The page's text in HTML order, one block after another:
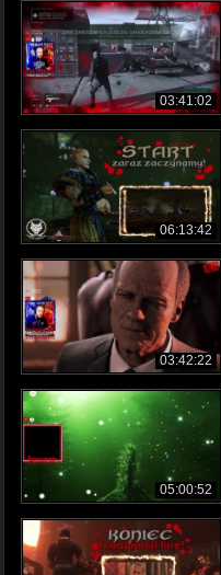
03:41:02
06:13:42
03:42:22
05:00:52